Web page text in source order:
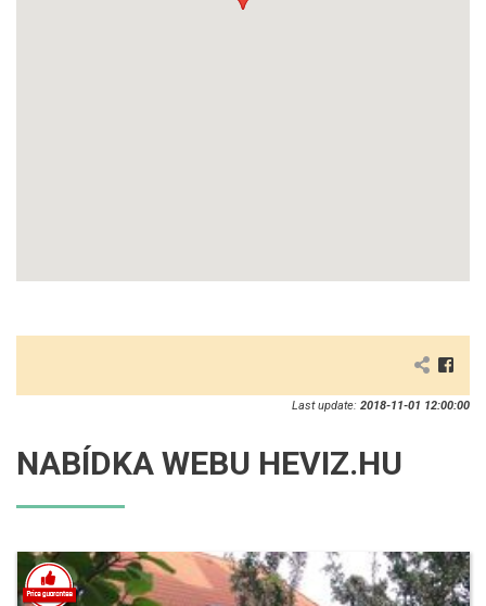
Last update: 2018-11-01 12:00:00
NABÍDKA WEBU HEVIZ.HU